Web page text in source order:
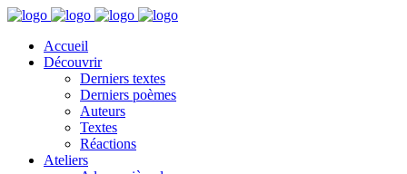
Accueil
Découvrir
Derniers textes
Derniers poèmes
Auteurs
Textes
Réactions
Ateliers